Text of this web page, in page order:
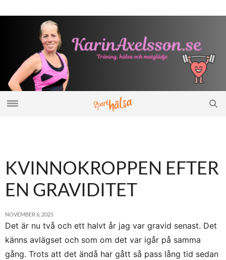
KVINNOKROPPEN EFTER
EN GRAVIDITET
NOVEMBER 6, 2025
Det är nu två och ett halvt år jag var gravid senast. Det
känns avlägset och som om det var igår på samma
gång. Trots att det ändå har gått så pass lång tid sedan